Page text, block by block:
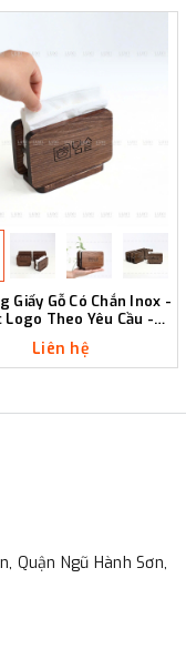
Giấy Gỗ Có Chắn Inox -
Logo Theo Yêu Cầu -
Liên hệ
Quận Ngũ Hành Sơn,